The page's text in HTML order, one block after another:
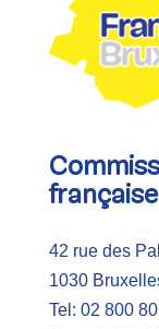
française
42 rue des
1030
Tel: 02 800